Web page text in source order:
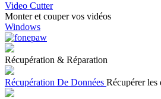
Video Cutter
Monter et couper vos vidéos
Windows
Récupération & Réparation
Récupération De Données Récupérer les